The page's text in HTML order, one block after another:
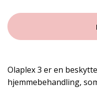
Olaplex 3 er en
hjemmebehandling,